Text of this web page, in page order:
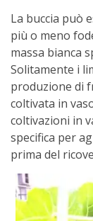
La buccia può
più o meno
massa bianca
Solitamente i
produzione di
coltivata in
coltivazioni in
specifica per
prima del